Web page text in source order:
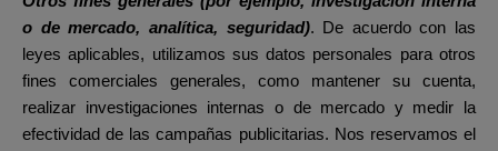
o de mercado, analítica, seguridad). De acuerdo con las
leyes aplicables, utilizamos sus datos personales para otros
fines comerciales generales, como mantener su cuenta,
realizar investigaciones internas o de mercado y medir la
efectividad de las campañas publicitarias. Nos reservamos el